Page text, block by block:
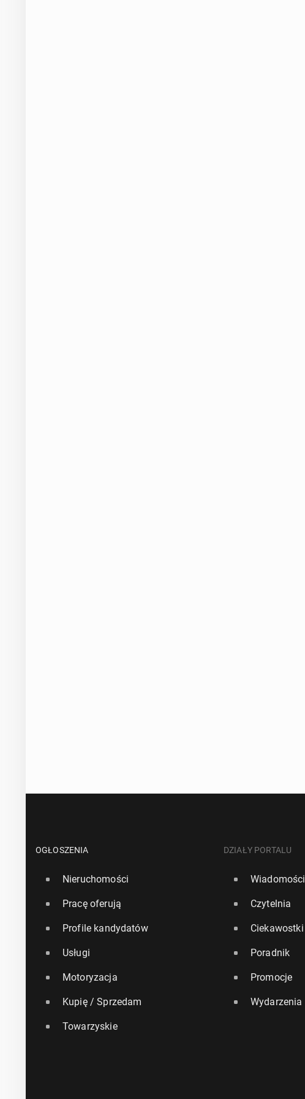
OGŁOSZENIA
Nieruchomości
Pracę oferują
Profile kandydatów
Usługi
Motoryzacja
Kupię / Sprzedam
Towarzyskie
DZIAŁY PORTALU
Wiadomości
Czytelnia
Ciekawostki
Poradnik
Promocje
Wydarzenia